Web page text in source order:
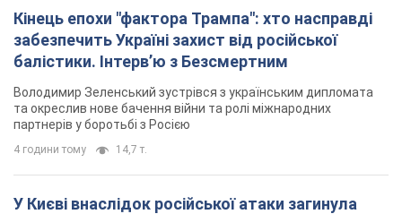
Кінець епохи "фактора Трампа": хто насправді
забезпечить Україні захист від російської
балістики. Інтерв’ю з Безсмертним
Володимир Зеленський зустрівся з українським дипломата
та окреслив нове бачення війни та ролі міжнародних
партнерів у боротьбі з Росією
4 години тому 14,7 т.
У Києві внаслідок російської атаки загинула